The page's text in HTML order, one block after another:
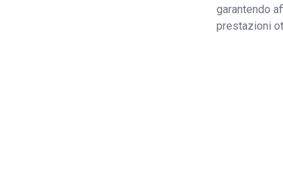
garantendo
prestazioni